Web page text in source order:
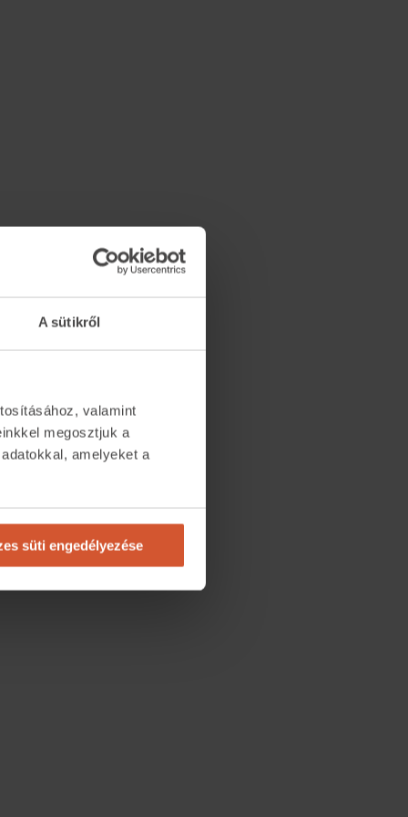
A sütikről
valamint
megosztjuk a
amelyeket a
süti engedélyezése